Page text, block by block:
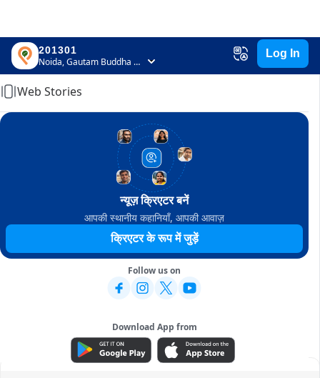
201301
Noida, Gautam Buddha Nagar, Uttar Pradesh
Log In
Home
Web Stories
न्यूज़ क्रिएटर बनें
आपकी स्थानीय कहानियाँ, आपकी आवाज़
क्रिएटर के रूप में जुड़ें
Follow us on
Download App from
ADVERTISEMENT